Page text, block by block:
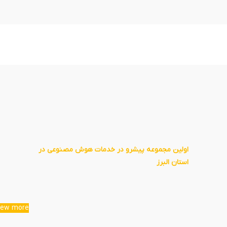
اولین مجموعه پیشرو در خدمات هوش مصنوعی در
استان البرز
more